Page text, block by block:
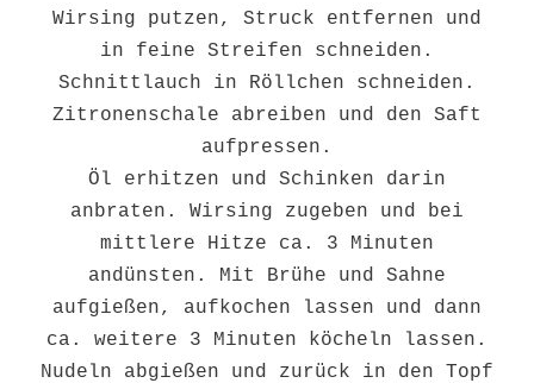
Wirsing putzen, Struck entfernen und
in feine Streifen schneiden.
Schnittlauch in Röllchen schneiden.
Zitronenschale abreiben und den Saft
aufpressen.
Öl erhitzen und Schinken darin
anbraten. Wirsing zugeben und bei
mittlere Hitze ca. 3 Minuten
andünsten. Mit Brühe und Sahne
aufgießen, aufkochen lassen und dann
ca. weitere 3 Minuten köcheln lassen.
Nudeln abgießen und zurück in den Topf